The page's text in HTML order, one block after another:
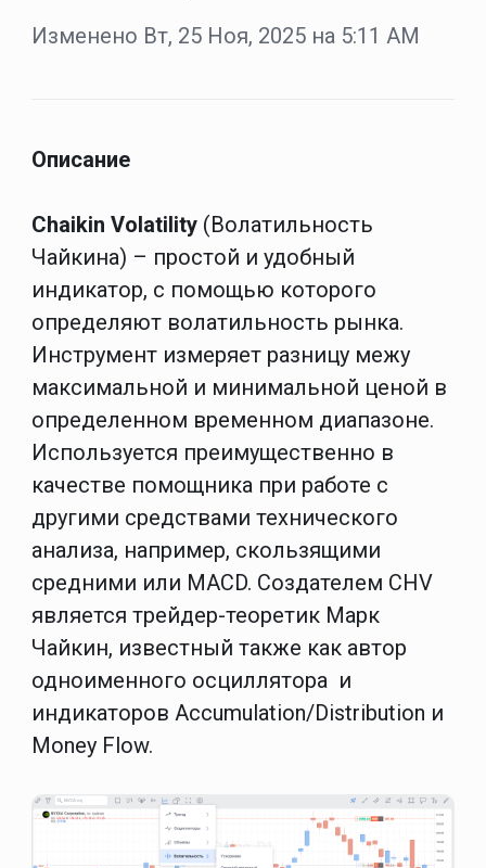
Изменено Вт, 25 Ноя, 2025 на 5:11 AM
Описание
Chaikin Volatility(Волатильность
Чайкина) – простой и удобный
индикатор, с помощью которого
определяют волатильность рынка.
Инструмент измеряет разницу межу
максимальной и минимальной ценой в
определенном временном диапазоне.
Используется преимущественно в
качестве помощника при работе с
другими средствами технического
анализа, например, скользящими
средними или MACD. Создателем CHV
является трейдер-теоретик Марк
Чайкин, известный также как автор
одноименного осциллятора и
индикаторов Accumulation/Distribution и
Money Flow.